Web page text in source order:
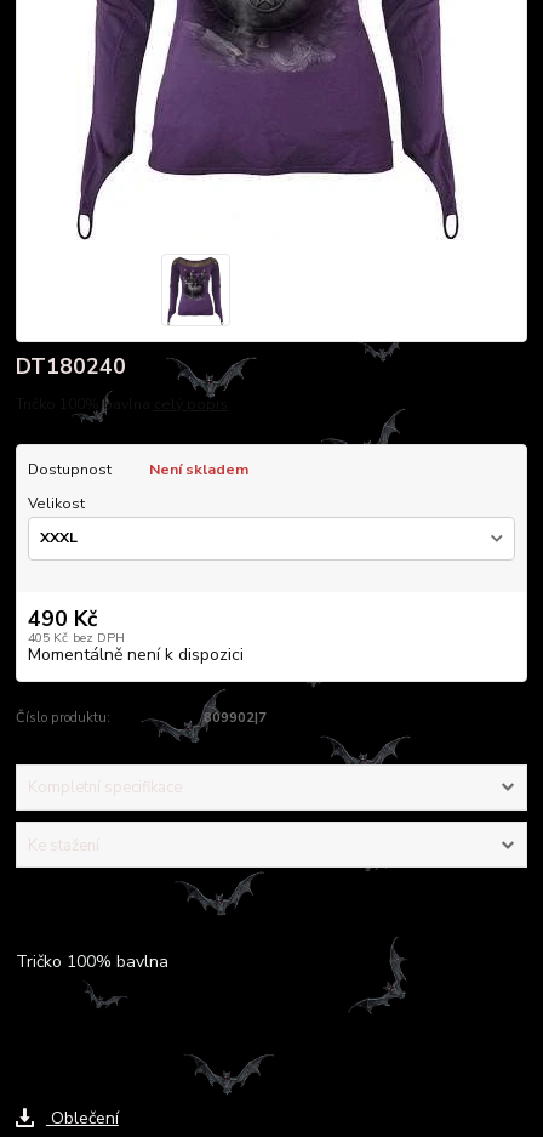
DT180240
Tričko 100% bavlna celý popis
Dostupnost
Není skladem
Velikost
490 Kč
405 Kč bez DPH
Momentálně není k dispozici
Číslo produktu: 809902|7
Kompletní specifikace
Ke stažení
Kompletní specifikace
Tričko 100% bavlna
Oblečení